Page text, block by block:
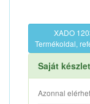
XADO
Termékoldal,
Saját készlet
Azonnal